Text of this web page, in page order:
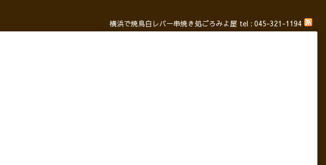
横浜で焼鳥白レバー串焼き処ごろみよ屋 tel : 045-321-1194